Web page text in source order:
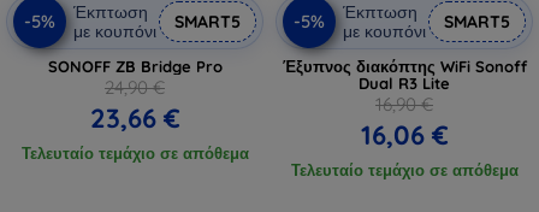
-5%
Έκπτωση
με κουπόνι
SMART5
SONOFF ZB Bridge Pro
24,90 €
23,66 €
Τελευταίο τεμάχιο σε απόθεμα
-5%
Έκπτωση
με κουπόνι
SMART5
Έξυπνος διακόπτης WiFi Sonoff
Dual R3 Lite
16,90 €
16,06 €
Τελευταίο τεμάχιο σε απόθεμα